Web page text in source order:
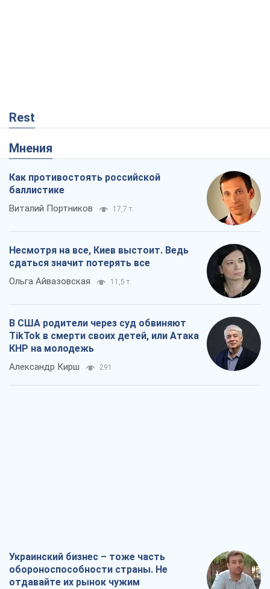
Rest
Мнения
Как противостоять российской
баллистике
Виталий Портников 17,7 т.
Несмотря на все, Киев выстоит. Ведь
сдаться значит потерять все
Ольга Айвазовская 11,5 т.
В США родители через суд обвиняют
TikTok в смерти своих детей, или Атака
КНР на молодежь
Александр Кирш 291
Украинский бизнес – тоже часть
обороноспособности страны. Не
отдавайте их рынок чужим